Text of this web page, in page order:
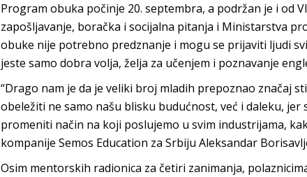
Program obuka počinje 20. septembra, a podržan je i od
zapošljavanje, boračka i socijalna pitanja i Ministarstva
obuke nije potrebno predznanje i mogu se prijaviti ljudi
jeste samo dobra volja, želja za učenjem i poznavanje
“Drago nam je da je veliki broj mladih prepoznao značaj
obeležiti ne samo našu blisku budućnost, već i daleku,
promeniti način na koji poslujemo u svim industrijama,
kompanije Semos Education za Srbiju Aleksandar
Osim mentorskih radionica za četiri zanimanja,